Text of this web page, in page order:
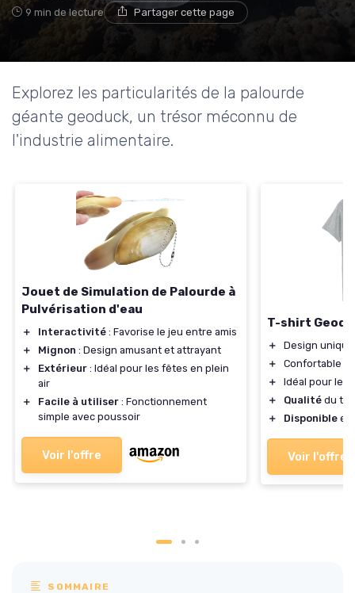
9 min de lecture Partager cette page
Explorez les particularités de la palourde
géante geoduck, un trésor méconnu de
l'industrie alimentaire.
Jouet de Simulation de Palourde à
Pulvérisation d'eau
＋ Interactivité : Favorise le jeu entre amis
＋
Mignon : Design amusant et attrayant
＋
Extérieur : Idéal pour les fêtes en plein
air
＋
Facile à utiliser : Fonctionnement
simple avec poussoir
Voir l'offre
T-shirt
＋
Design
＋
Confortable à
＋
Idéal pour les
＋
Qualité du
＋
Disponible en
Voir l'offre
SOMMAIRE